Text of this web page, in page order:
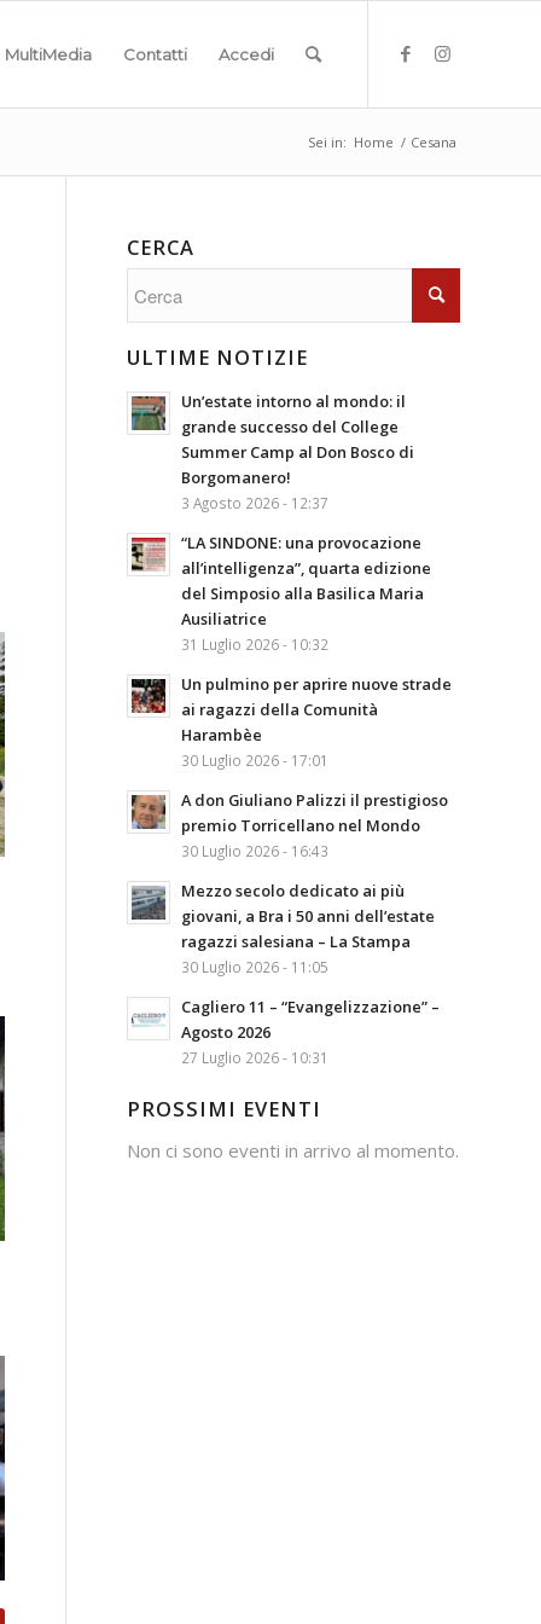
MultiMedia Contatti Accedi
Sei in: Home / Cesana
CERCA
ULTIME NOTIZIE
Un’estate intorno al mondo: il
grande successo del College
Summer Camp al Don Bosco di
Borgomanero!
3 Agosto 2026 - 12:37
“LA SINDONE: una provocazione
all’intelligenza”, quarta edizione
del Simposio alla Basilica Maria
Ausiliatrice
31 Luglio 2026 - 10:32
Un pulmino per aprire nuove strade
ai ragazzi della Comunità
Harambèe
30 Luglio 2026 - 17:01
A don Giuliano Palizzi il prestigioso
premio Torricellano nel Mondo
30 Luglio 2026 - 16:43
Mezzo secolo dedicato ai più
giovani, a Bra i 50 anni dell’estate
ragazzi salesiana – La Stampa
30 Luglio 2026 - 11:05
Cagliero 11 – “Evangelizzazione” –
Agosto 2026
27 Luglio 2026 - 10:31
PROSSIMI EVENTI
Non ci sono eventi in arrivo al momento.